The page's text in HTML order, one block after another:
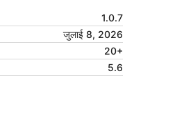
1.0.7
जुलाई 8, 2026
20+
5.6